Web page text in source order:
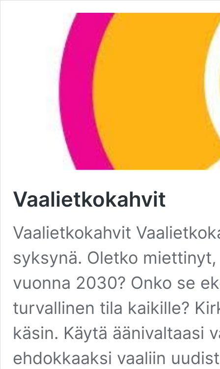
Vaalietkokahvit
Vaalietkokahvit
syksynä. Oletko
vuonna 2030? Onko se
turvallinen tila kaikille?
käsin. Käytä äänivaltaasi
ehdokkaaksi vaaliin